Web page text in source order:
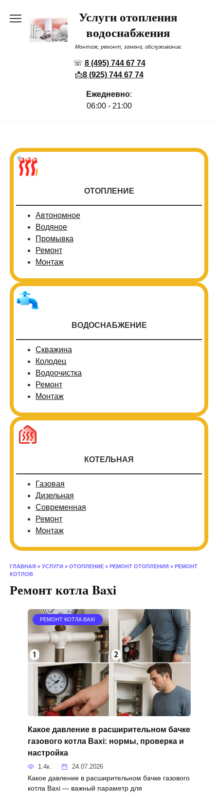
содержанию
Услуги отопления
водоснабжения
Монтаж, ремонт, замена, обслуживание.
☏ 8 (495) 744 67 74
📩8 (925) 744 67 74
Ежедневно:
06:00 - 21:00
ОТОПЛЕНИЕ
Автономное
Водяное
Промывка
Ремонт
Монтаж
ВОДОСНАБЖЕНИЕ
Скважина
Колодец
Водоочистка
Ремонт
Монтаж
КОТЕЛЬНАЯ
Газовая
Дизельная
Современная
Ремонт
Монтаж
ГЛАВНАЯ » УСЛУГИ » ОТОПЛЕНИЕ » РЕМОНТ ОТОПЛЕНИЯ » РЕМОНТ
КОТЛОВ
Ремонт котла Baxi
РЕМОНТ КОТЛА BAXI
Какое давление в расширительном бачке
газового котла Baxi: нормы, проверка и
настройка
1.4к. 24.07.2026
Какое давление в расширительном бачке газового
котла Baxi — важный параметр для